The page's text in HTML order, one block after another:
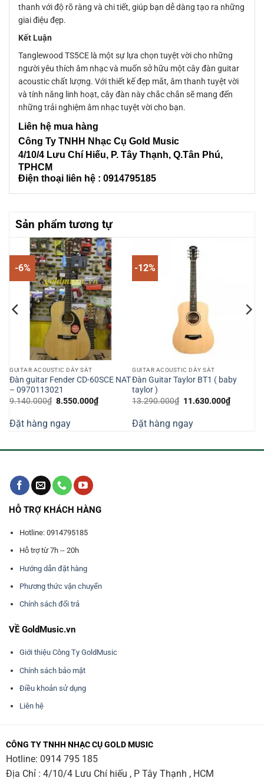
thanh với độ rõ ràng và chi tiết, giúp bạn dễ dàng tạo ra những
giai điệu đẹp.
Kết Luận
Tanglewood TS5CE là một sự lựa chọn tuyệt vời cho những
người yêu thích âm nhạc và muốn sở hữu một cây đàn guitar
acoustic chất lượng. Với thiết kế đẹp mắt, âm thanh tuyệt vời
và tính năng linh hoạt, cây đàn này chắc chắn sẽ mang đến
những trải nghiệm âm nhạc tuyệt vời cho bạn.
Liên hệ mua hàng
Công Ty TNHH Nhạc Cụ Gold Music
4/10/4 Lưu Chí Hiếu, P. Tây Thạnh, Q.Tân Phú,
TPHCM
Điện thoại liên hệ : 0914795185
Sản phẩm tương tự
-6%
GUITAR ACOUSTIC DÂY SẮT
Đàn guitar Fender CD-60SCE NAT
– 0970113021
9.140.000₫ Giá
9.140.000₫.
8.550.000₫Giá
hiện
8.550.000₫.
Đặt hàng ngay
-12%
GUITAR ACOUSTIC DÂY SẮT
Đàn Guitar Taylor BT1 ( baby
taylor )
13.290.000₫ Giá
13.290.000₫.
11.630.000₫Giá
hiện
Đặt hàng ngay
HỖ TRỢ KHÁCH HÀNG
Hotline: 0914795185
Hỗ trợ từ 7h -- 20h
Hướng dẫn đặt hàng
Phương thức vận chuyển
Chính sách đổi trả
VỀ GoldMusic.vn
Giới thiệu Công Ty GoldMusic
Chính sách bảo mật
Điều khoản sử dụng
Liên hệ
CÔNG TY TNHH NHẠC CỤ GOLD MUSIC
Hotline: 0914 795 185
Địa Chỉ : 4/10/4 Lưu Chí hiếu , P Tây Thạnh , HCM